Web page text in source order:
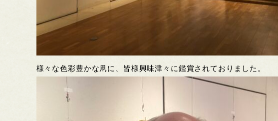
様々な色彩豊かな凧に、皆様興味津々に鑑賞されておりました。